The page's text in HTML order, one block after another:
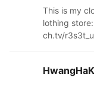
This is my
lothing
ch.tv/